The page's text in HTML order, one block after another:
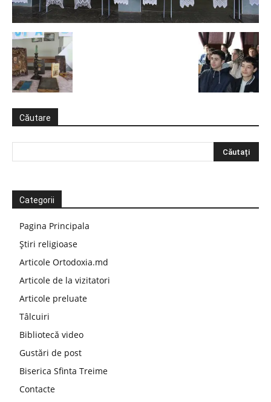
Căutare
Categorii
Pagina Principala
Știri religioase
Articole Ortodoxia.md
Articole de la vizitatori
Articole preluate
Tâlcuiri
Bibliotecă video
Gustări de post
Biserica Sfinta Treime
Contacte